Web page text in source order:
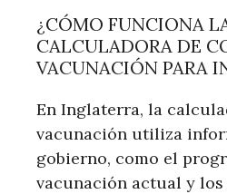
¿CÓMO FUNCIONA
CALCULADORA DE
VACUNACIÓN PARA
En Inglaterra, la
vacunación utiliza
gobierno, como el
vacunación actual y